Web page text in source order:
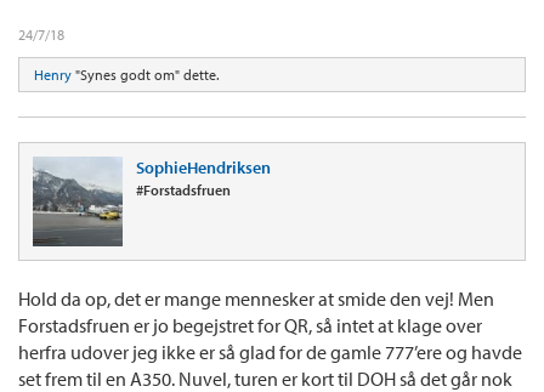
24/7/18
Henry "Synes godt om" dette.
SophieHendriksen
#Forstadsfruen
Hold da op, det er mange mennesker at smide den vej! Men
Forstadsfruen er jo begejstret for QR, så intet at klage over
herfra udover jeg ikke er så glad for de gamle 777’ere og havde
set frem til en A350. Nuvel, turen er kort til DOH så det går nok